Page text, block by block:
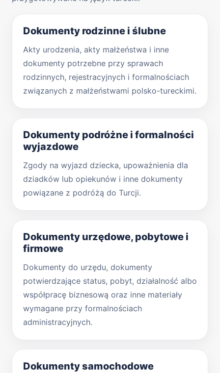
Dokumenty rodzinne i ślubne
Akty urodzenia, akty małżeństwa i inne
dokumenty potrzebne przy sprawach
rodzinnych, rejestracyjnych i formalnościach
związanych z małżeństwami polsko-tureckimi.
Dokumenty podróżne i formalności
wyjazdowe
Zgody na wyjazd dziecka, upoważnienia dla
dziadków lub opiekunów i inne dokumenty
powiązane z podróżą do Turcji.
Dokumenty urzędowe, pobytowe i
firmowe
Dokumenty do urzędu, dokumenty
potwierdzające status, pobyt, działalność albo
współpracę biznesową oraz inne materiały
wymagane przy formalnościach
administracyjnych.
Dokumenty samochodowe